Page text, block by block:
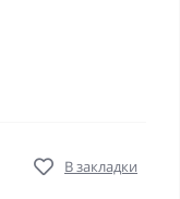
В закладки